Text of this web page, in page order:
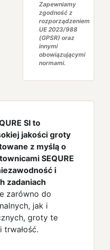
Zapewniamy
zgodność z
rozporządzeniem
UE 2023/988
(GPSR) oraz
innymi
obowiązującymi
normami.
SI to
jakości groty
z myślą o
SEQURE
i
zadaniach
zarówno do
jak i
groty te
trwałość.